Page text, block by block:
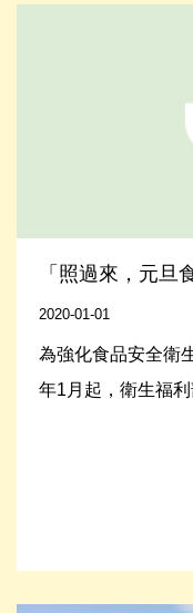
「照過來，元旦
2020-01-01
為強化食品安全衛
年1月起，衛生福利